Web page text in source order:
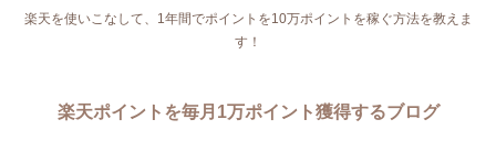
楽天を使いこなして、1年間でポイントを10万ポイントを稼ぐ方法を教えま
す！
楽天ポイントを毎月1万ポイント獲得するブログ